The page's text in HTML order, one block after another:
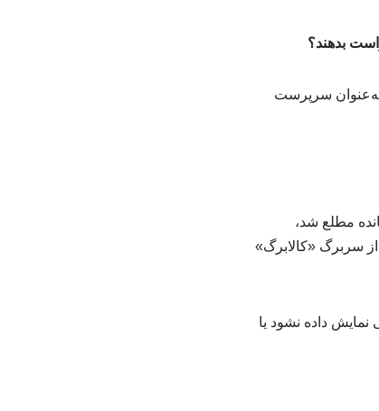
بدهند؟
به‌عنوان سرپرست
مطلع شد،
سربرگ «کالابرگ»
داده نشود یا